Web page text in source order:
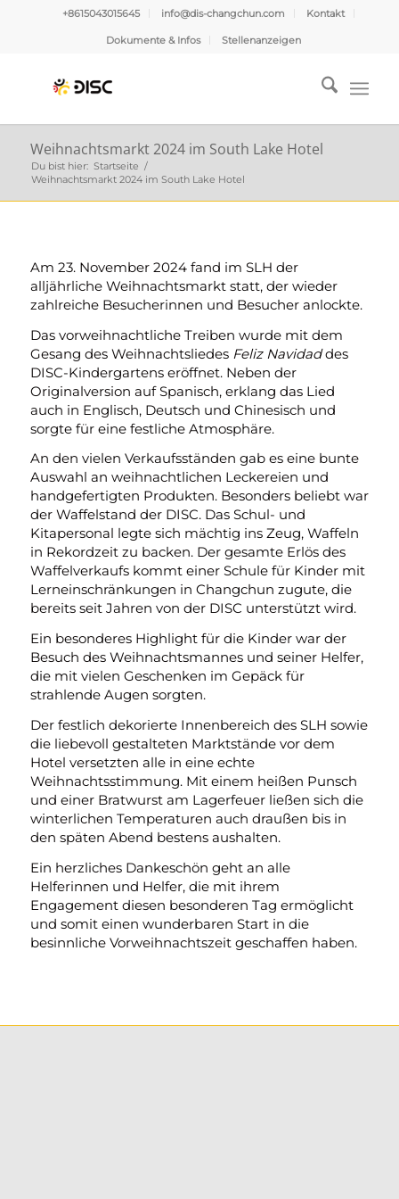
+8615043015645 info@dis-changchun.com Kontakt
Dokumente & Infos Stellenanzeigen
Weihnachtsmarkt 2024 im South Lake Hotel
Du bist hier: Startseite /
Weihnachtsmarkt 2024 im South Lake Hotel
Am 23. November 2024 fand im SLH der
alljährliche Weihnachtsmarkt statt, der wieder
zahlreiche Besucherinnen und Besucher anlockte.
Das vorweihnachtliche Treiben wurde mit dem
Gesang des Weihnachtsliedes Feliz Navidaddes
DISC-Kindergartens eröffnet. Neben der
Originalversion auf Spanisch, erklang das Lied
auch in Englisch, Deutsch und Chinesisch und
sorgte für eine festliche Atmosphäre.
An den vielen Verkaufsständen gab es eine bunte
Auswahl an weihnachtlichen Leckereien und
handgefertigten Produkten. Besonders beliebt war
der Waffelstand der DISC. Das Schul- und
Kitapersonal legte sich mächtig ins Zeug, Waffeln
in Rekordzeit zu backen. Der gesamte Erlös des
Waffelverkaufs kommt einer Schule für Kinder mit
Lerneinschränkungen in Changchun zugute, die
bereits seit Jahren von der DISC unterstützt wird.
Ein besonderes Highlight für die Kinder war der
Besuch des Weihnachtsmannes und seiner Helfer,
die mit vielen Geschenken im Gepäck für
strahlende Augen sorgten.
Der festlich dekorierte Innenbereich des SLH sowie
die liebevoll gestalteten Marktstände vor dem
Hotel versetzten alle in eine echte
Weihnachtsstimmung. Mit einem heißen Punsch
und einer Bratwurst am Lagerfeuer ließen sich die
winterlichen Temperaturen auch draußen bis in
den späten Abend bestens aushalten.
Ein herzliches Dankeschön geht an alle
Helferinnen und Helfer, die mit ihrem
Engagement diesen besonderen Tag ermöglicht
und somit einen wunderbaren Start in die
besinnliche Vorweihnachtszeit geschaffen haben.